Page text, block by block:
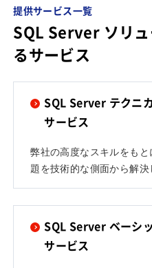
提供サービス一覧
SQL Server ソリュ
るサービス
SQL Server テクニ
サービス
弊社の高度なスキルをも
題を技術的な側面から解決
SQL Server ベーシ
サービス